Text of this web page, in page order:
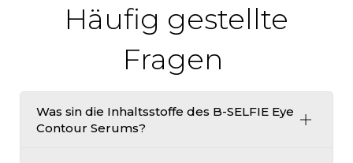
Häufig gestellte
Fragen
Was sin die Inhaltsstoffe des B-SELFIE Eye
Contour Serums?